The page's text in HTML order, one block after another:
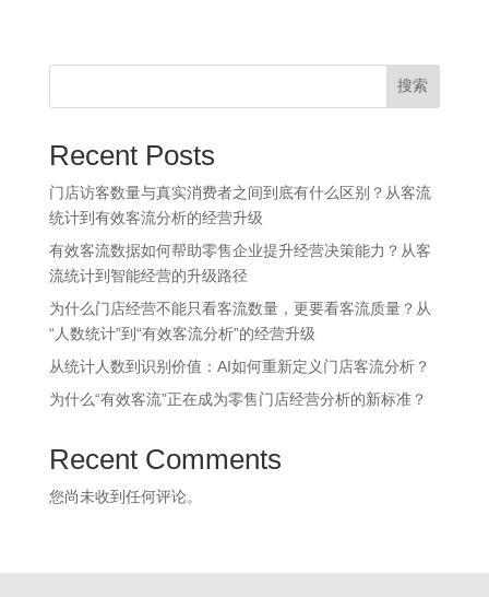
搜索
Recent Posts
门店访客数量与真实消费者之间到底有什么区别？从客流
统计到有效客流分析的经营升级
有效客流数据如何帮助零售企业提升经营决策能力？从客
流统计到智能经营的升级路径
为什么门店经营不能只看客流数量，更要看客流质量？从
“人数统计”到“有效客流分析”的经营升级
从统计人数到识别价值：AI如何重新定义门店客流分析？
为什么“有效客流”正在成为零售门店经营分析的新标准？
Recent Comments
您尚未收到任何评论。